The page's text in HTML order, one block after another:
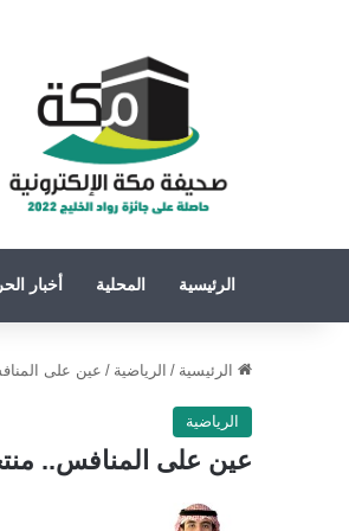
الرئيسية المحلية أخبار
الرئيسية / الرياضية / عين على
الرياضية
عين على المنافس..